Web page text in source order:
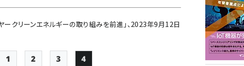
クリーンエネルギーの取り組みを前進」、2023年9月12日
1
2
3
4